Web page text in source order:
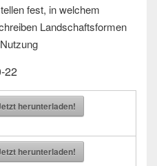
fest, in welchem
Landschaftsformen
22
herunterladen!
herunterladen!